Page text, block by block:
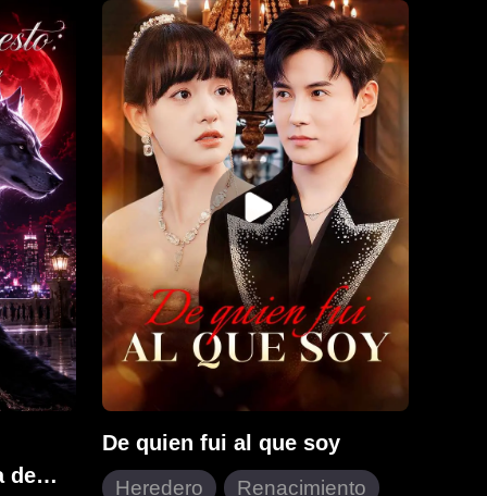
nunca,
ama
y
el
llora
es
un
construcción para impresionar a su
futura suegra, pero al no conocer
su rostro, confunde a Stella con
una campesina cualquiera.
Creyendo que es un estorbo, Vera
somete a Stella a humillaciones y
tormentos crueles, sin saber que
está destruyendo a la madre del
hombre que ama y provocando
una tragedia irreparable.
de
De quien fui al que soy
Heredero Renacimiento